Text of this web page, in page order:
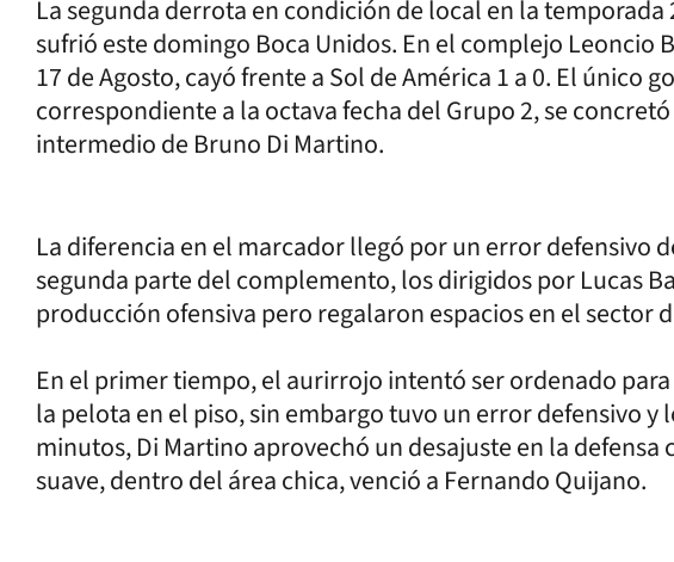
La segunda derrota en condición de local en la temporada
sufrió este domingo Boca Unidos. En el complejo Leoncio
17 de Agosto, cayó frente a Sol de América 1 a 0. El único
correspondiente a la octava fecha del Grupo 2, se
intermedio de Bruno Di Martino.
La diferencia en el marcador llegó por un error defensivo
segunda parte del complemento, los dirigidos por Lucas
producción ofensiva pero regalaron espacios en el sector
En el primer tiempo, el aurirrojo intentó ser ordenado
la pelota en el piso, sin embargo tuvo un error defensivo y
minutos, Di Martino aprovechó un desajuste en la
suave, dentro del área chica, venció a Fernando Quijano.